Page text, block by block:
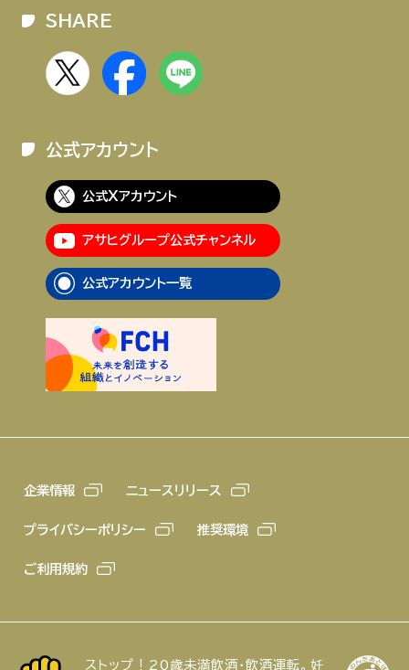
SHARE
公式アカウント
公式Xアカウント
アサヒグループ公式チャンネル
公式アカウント一覧
企業情報 ニュースリリース
プライバシーポリシー 推奨環境
ご利用規約
ストップ！20歳未満飲酒・飲酒運転。妊